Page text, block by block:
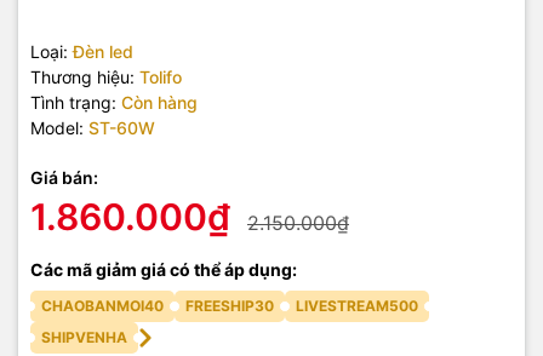
Loại: Đèn led
Thương hiệu: Tolifo
Tình trạng: Còn hàng
Model: ST-60W
Giá bán:
1.860.000₫ 2.150.000₫
Các mã giảm giá có thể áp dụng:
CHAOBANMOI40 FREESHIP30
LIVESTREAM500
SHIPVENHA